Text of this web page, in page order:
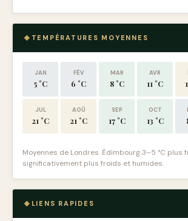
TEMPÉRATURES MOYENNES
JAN
5 °C
FÉV
6 °C
MAR
8 °C
AVR
11 °C
JUL
21 °C
AOÛ
21 °C
SEP
17 °C
OCT
13 °C
Moyennes de Londres. Édimbourg 3–5 °C plus
significativement plus froids et humides.
LIENS RAPIDES